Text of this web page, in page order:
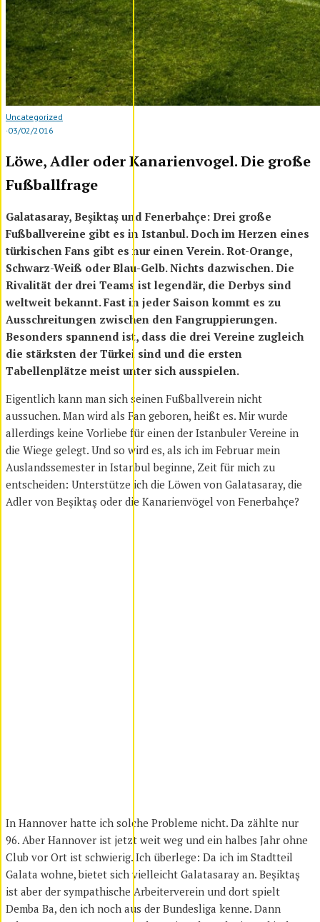
Uncategorized
·03/02/2016
Löwe, Adler oder Kanarienvogel. Die große
Fußballfrage
Galatasaray, Beşiktaş und Fenerbahçe: Drei große
Fußballvereine gibt es in Istanbul. Doch im Herzen eines
türkischen Fans gibt es nur einen Verein. Rot-Orange,
Schwarz-Weiß oder Blau-Gelb. Nichts dazwischen. Die
Rivalität der drei Teams ist legendär, die Derbys sind
weltweit bekannt. Fast in jeder Saison kommt es zu
Ausschreitungen zwischen den Fangruppierungen.
Besonders spannend ist, dass die drei Vereine zugleich
die stärksten der Türkei sind und die ersten
Tabellenplätze meist unter sich ausspielen.
Eigentlich kann man sich seinen Fußballverein nicht
aussuchen. Man wird als Fan geboren, heißt es. Mir wurde
allerdings keine Vorliebe für einen der Istanbuler Vereine in
die Wiege gelegt. Und so wird es, als ich im Februar mein
Auslandssemester in Istanbul beginne, Zeit für mich zu
entscheiden: Unterstütze ich die Löwen von Galatasaray, die
Adler von Beşiktaş oder die Kanarienvögel von Fenerbahçe?
In Hannover hatte ich solche Probleme nicht. Da zählte nur
96. Aber Hannover ist jetzt weit weg und ein halbes Jahr ohne
Club vor Ort ist schwierig. Ich überlege: Da ich im Stadtteil
Galata wohne, bietet sich vielleicht Galatasaray an. Beşiktaş
ist aber der sympathische Arbeiterverein und dort spielt
Demba Ba, den ich noch aus der Bundesliga kenne. Dann